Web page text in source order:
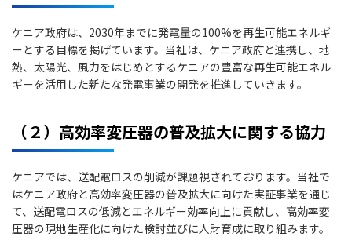
ケニア政府は、2030年までに発電量の100%を再生可能エネルギ
ーとする目標を掲げています。当社は、ケニア政府と連携し、地
熱、太陽光、風力をはじめとするケニアの豊富な再生可能エネル
ギーを活用した新たな発電事業の開発を推進していきます。
（２）高効率変圧器の普及拡大に関する協力
ケニアでは、送配電ロスの削減が課題視されております。当社で
はケニア政府と高効率変圧器の普及拡大に向けた実証事業を通じ
て、送配電ロスの低減とエネルギー効率向上に貢献し、高効率変
圧器の現地生産化に向けた検討並びに人財育成に取り組みます。